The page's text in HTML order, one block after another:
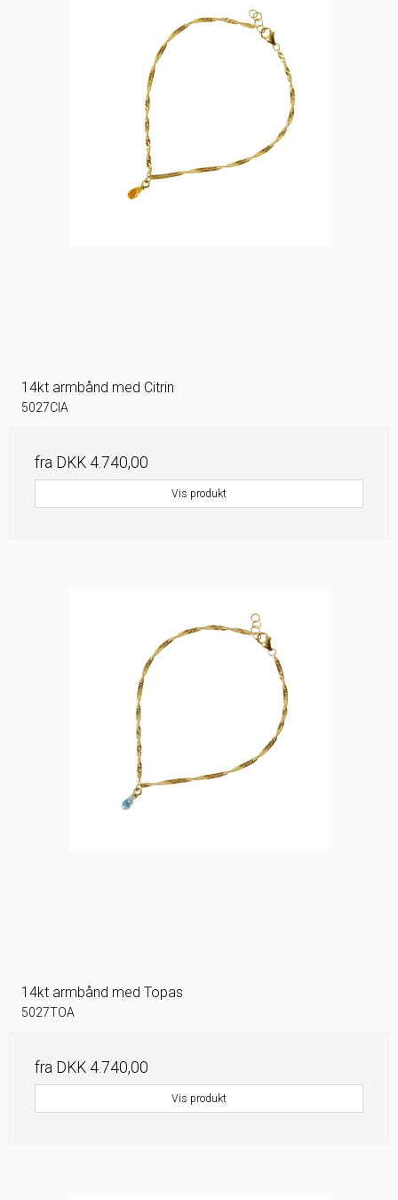
14kt armbånd med Citrin
5027CIA
fra DKK 4.740,00
Vis produkt
14kt armbånd med Topas
5027TOA
fra DKK 4.740,00
Vis produkt